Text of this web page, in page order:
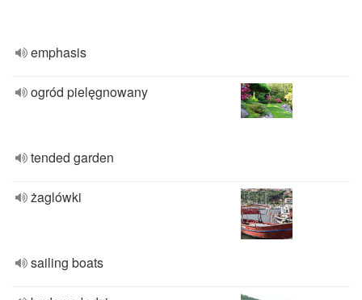
emphasis
ogród pielęgnowany
tended garden
żaglówki
sailing boats